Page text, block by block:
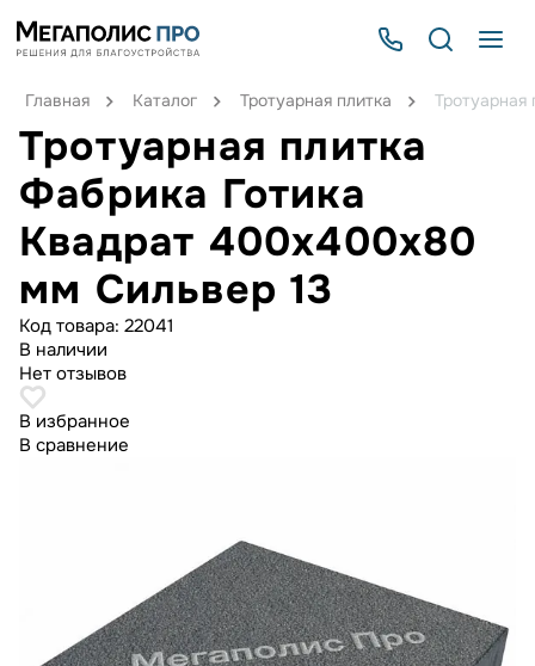
Главная Каталог Тротуарная плитка
Тротуарная плитка
Фабрика Готика
Квадрат 400х400х80
мм Сильвер 13
Код товара: 22041
В наличии
Нет отзывов
В избранное
В сравнение